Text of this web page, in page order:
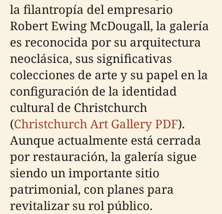
la filantropía del empresario
Robert Ewing McDougall, la galería
es reconocida por su arquitectura
neoclásica, sus significativas
colecciones de arte y su papel en la
configuración de la identidad
cultural de Christchurch
(Christchurch Art Gallery PDF).
Aunque actualmente está cerrada
por restauración, la galería sigue
siendo un importante sitio
patrimonial, con planes para
revitalizar su rol público.